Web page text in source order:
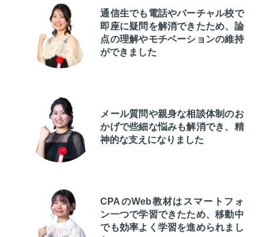
通信生でも電話やバーチャル校で
即座に疑問を解消できたため、論
点の理解やモチベーションの維持
ができました
メール質問や親身な相談体制のお
かげで些細な悩みも解消でき、精
神的な支えになりました
CPAのWeb教材はスマートフォ
ン一つで学習できたため、移動中
でも効率よく学習を進められまし